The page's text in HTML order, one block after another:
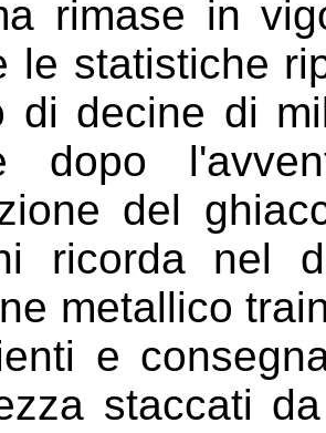
rimase in
le statistiche
di decine di
dopo
del
ricorda nel
metallico
e
staccati